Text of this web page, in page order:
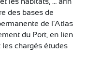
des bases de
de l’Atlas
du Port, en lien
chargés études